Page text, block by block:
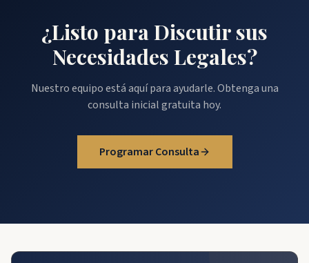
¿Listo para Discutir sus
Necesidades Legales?
Nuestro equipo está aquí para ayudarle. Obtenga una
consulta inicial gratuita hoy.
Programar Consulta